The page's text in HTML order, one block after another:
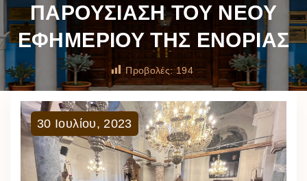
ΠΑΡΟΥΣΙΑΣΗ ΤΟΥ ΝΕΟΥ
ΕΦΗΜΕΡΙΟΥ ΤΗΣ ΕΝΟΡΙΑΣ
Προβολές: 194
30 Ιουλίου, 2023